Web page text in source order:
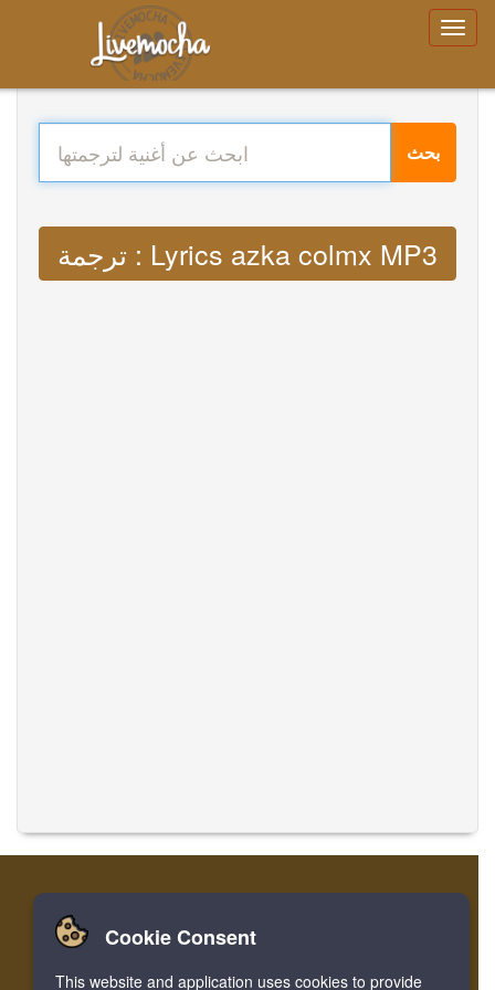
بحث
ترجمة : Lyrics azka colmx MP3
الصفحة الرئيسية تسجيل الدخول
ترجمة الموسيقى
Cookie Consent
This website and application uses cookies to provide